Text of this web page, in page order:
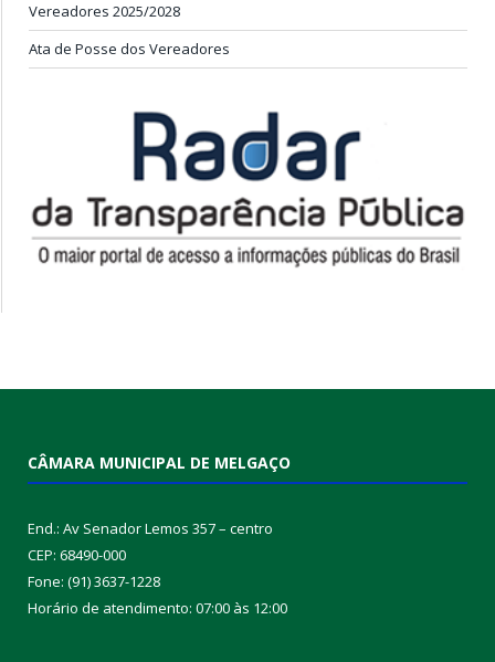
Vereadores 2025/2028
Ata de Posse dos Vereadores
CÂMARA MUNICIPAL DE MELGAÇO
End.: Av Senador Lemos 357 – centro
CEP: 68490-000
Fone: (91) 3637-1228
Horário de atendimento: 07:00 às 12:00